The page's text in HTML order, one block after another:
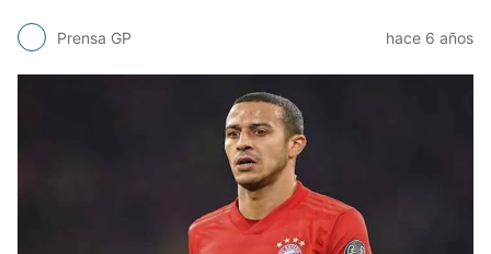
Prensa GP hace 6 años